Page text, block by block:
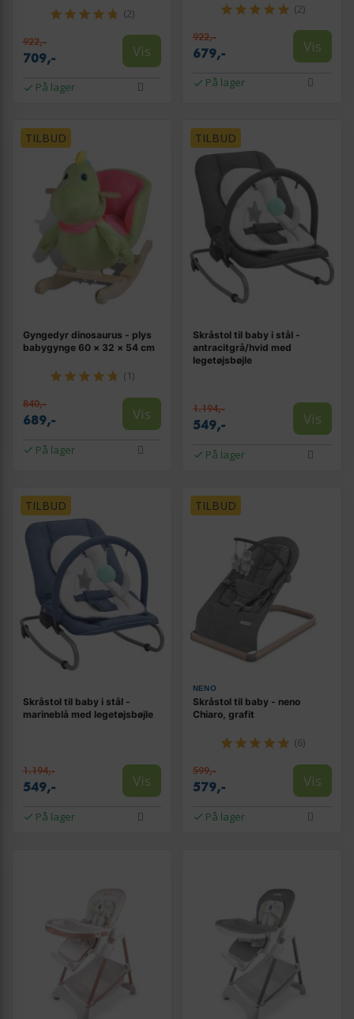
(2)
922,-
709,- Vis
På lager
(2)
922,-
679,- Vis
På lager
TILBUD
Gyngedyr dinosaurus - plys
babygynge 60 × 32 × 54 cm
(1)
840,-
689,- Vis
På lager
TILBUD
Skråstol til baby i stål -
antracitgrå/hvid med
legetøjsbøjle
1.194,-
549,- Vis
På lager
TILBUD
Skråstol til baby i stål -
marineblå med legetøjsbøjle
1.194,-
549,- Vis
På lager
TILBUD
NENO
Skråstol til baby - neno
Chiaro, grafit
(6)
599,-
579,- Vis
På lager